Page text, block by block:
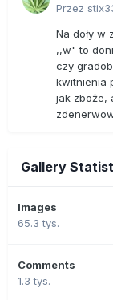
Przez
Na doły w
,,w" to
czy
kwitnienia
jak zboże,
Gallery
Images
65.3 tys.
Comments
1.3 tys.